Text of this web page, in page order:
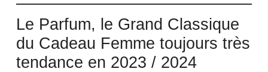
Le Parfum, le Grand Classique
du Cadeau Femme toujours très
tendance en 2023 / 2024